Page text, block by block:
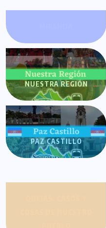
NUESTRA REGIÓN
PAZ CASTILLO